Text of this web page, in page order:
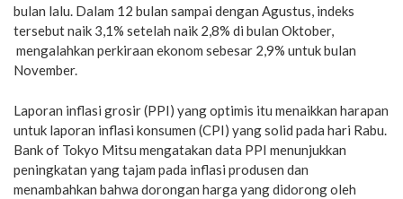
bulan lalu. Dalam 12 bulan sampai dengan Agustus, indeks
tersebut naik 3,1% setelah naik 2,8% di bulan Oktober,
mengalahkan perkiraan ekonom sebesar 2,9% untuk bulan
November.
Laporan inflasi grosir (PPI) yang optimis itu menaikkan harapan
untuk laporan inflasi konsumen (CPI) yang solid pada hari Rabu.
Bank of Tokyo Mitsu mengatakan data PPI menunjukkan
peningkatan yang tajam pada inflasi produsen dan
menambahkan bahwa dorongan harga yang didorong oleh